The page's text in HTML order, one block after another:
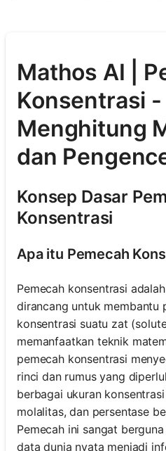
Mathos AI |
Konsentrasi -
Menghitung
dan
Konsep Dasar
Konsentrasi
Apa itu Pemecah
Pemecah konsentrasi
dirancang untuk membantu
konsentrasi suatu zat
memanfaatkan teknik
pemecah konsentrasi
rinci dan rumus yang
berbagai ukuran
molalitas, dan persentase
Pemecah ini sangat
data dunia nyata menjadi